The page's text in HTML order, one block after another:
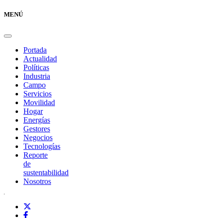
MENÚ
Portada
Actualidad
Políticas
Industria
Campo
Servicios
Movilidad
Hogar
Energías
Gestores
Negocios
Tecnologías
Reporte
de
sustentabilidad
Nosotros